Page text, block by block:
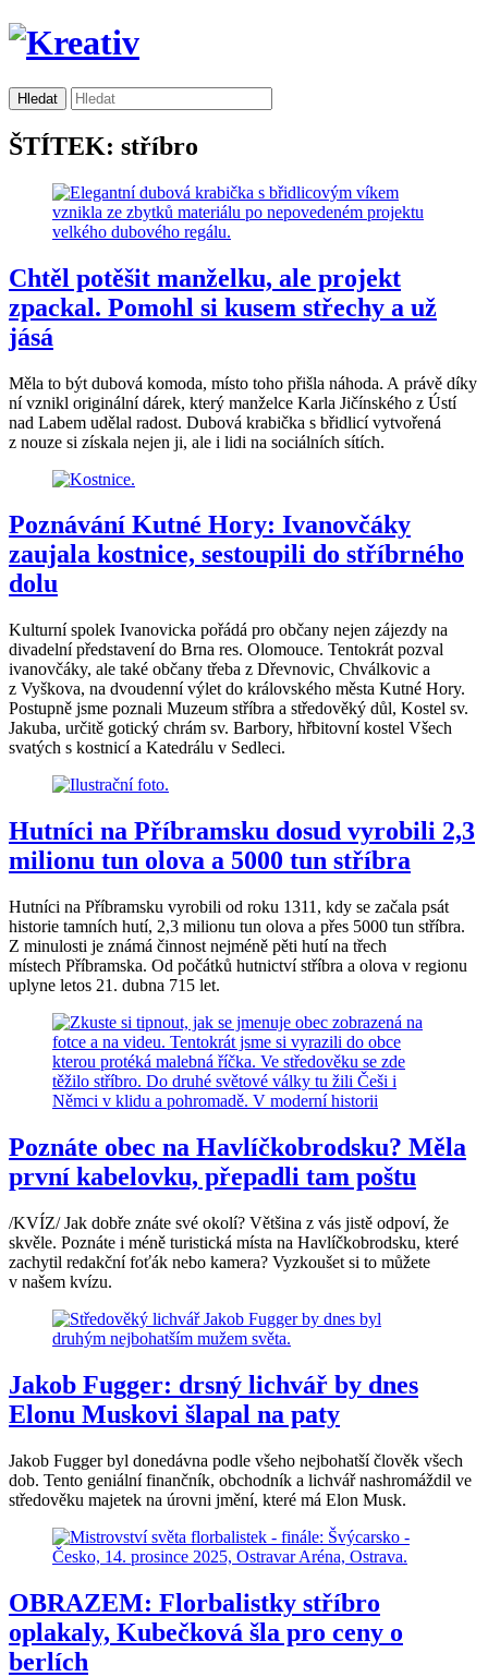
ŠTÍTEK: stříbro
Chtěl potěšit manželku, ale projekt
zpackal. Pomohl si kusem střechy a už
jásá
Měla to být dubová komoda, místo toho přišla náhoda. A právě díky
ní vznikl originální dárek, který manželce Karla Jičínského z Ústí
nad Labem udělal radost. Dubová krabička s břidlicí vytvořená
z nouze si získala nejen ji, ale i lidi na sociálních sítích.
Poznávání Kutné Hory: Ivanovčáky
zaujala kostnice, sestoupili do stříbrného
dolu
Kulturní spolek Ivanovicka pořádá pro občany nejen zájezdy na
divadelní představení do Brna res. Olomouce. Tentokrát pozval
ivanovčáky, ale také občany třeba z Dřevnovic, Chválkovic a
z Vyškova, na dvoudenní výlet do královského města Kutné Hory.
Postupně jsme poznali Muzeum stříbra a středověký důl, Kostel sv.
Jakuba, určitě gotický chrám sv. Barbory, hřbitovní kostel Všech
svatých s kostnicí a Katedrálu v Sedleci.
Hutníci na Příbramsku dosud vyrobili 2,3
milionu tun olova a 5000 tun stříbra
Hutníci na Příbramsku vyrobili od roku 1311, kdy se začala psát
historie tamních hutí, 2,3 milionu tun olova a přes 5000 tun stříbra.
Z minulosti je známá činnost nejméně pěti hutí na třech
místech Příbramska. Od počátků hutnictví stříbra a olova v regionu
uplyne letos 21. dubna 715 let.
Poznáte obec na Havlíčkobrodsku? Měla
první kabelovku, přepadli tam poštu
/KVÍZ/ Jak dobře znáte své okolí? Většina z vás jistě odpoví, že
skvěle. Poznáte i méně turistická místa na Havlíčkobrodsku, které
zachytil redakční foťák nebo kamera? Vyzkoušet si to můžete
v našem kvízu.
Jakob Fugger: drsný lichvář by dnes
Elonu Muskovi šlapal na paty
Jakob Fugger byl donedávna podle všeho nejbohatší člověk všech
dob. Tento geniální finančník, obchodník a lichvář nashromáždil ve
středověku majetek na úrovni jmění, které má Elon Musk.
OBRAZEM: Florbalistky stříbro
oplakaly, Kubečková šla pro ceny o
berlích